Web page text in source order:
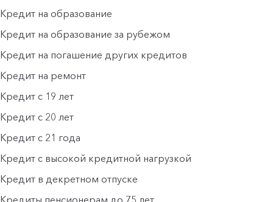
Кредит на образование
Кредит на образование за рубежом
Кредит на погашение других кредитов
Кредит на ремонт
Кредит с 19 лет
Кредит с 20 лет
Кредит с 21 года
Кредит с высокой кредитной нагрузкой
Кредит в декретном отпуске
Кредиты пенсионерам до 75 лет